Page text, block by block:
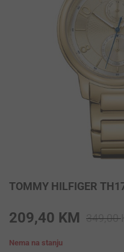
TOMMY HILFIGER
349,00
209,40 KM
Nema na stanju